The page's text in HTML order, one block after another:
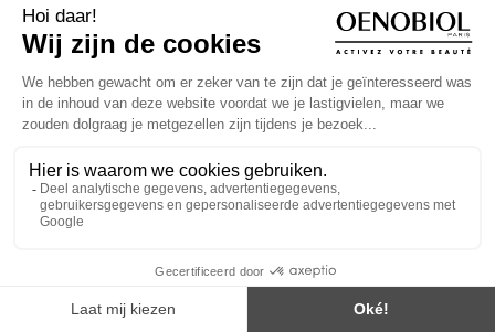
YOUTUBE
© 2024 Oenobiol Paris
Voedingssupplement dat moet worden geconsumeerd als onderdeel van een gevarieerde,
overschrijden. Enkel voor volwassenen, buiten het bereik van kinderen houden.